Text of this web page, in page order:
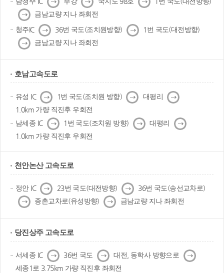
음
음
음
다
음
금남교량 지나 좌회전
청주IC 다
음
36번 국도(조치원방향) 다
음
1번 국도(대전방향)
다
음
금남교량 지나 좌회전
호남고속도로
유성 IC 다
음
1번 국도(조치원 방향) 다
음
대평리 다
음
1.0km 가량 직진후 우회전
남세종 IC 다
음
1번 국도(조치원 방향) 다
음
대평리
다
음
1.0km 가량 직진후 우회전
천안논산 고속도로
정안 IC 다
음
23번 국도(대전방향) 다
음
36번 국도(송선교차로)
다
음
종촌교차로(유성방향) 다
음
금남교량 지나 좌회전
당진상주 고속도로
서세종 IC 다
음
36번 국도 다
음
대전, 동학사 방향으로 다
음
세종1로 3.75km 가량 직진후 좌회전